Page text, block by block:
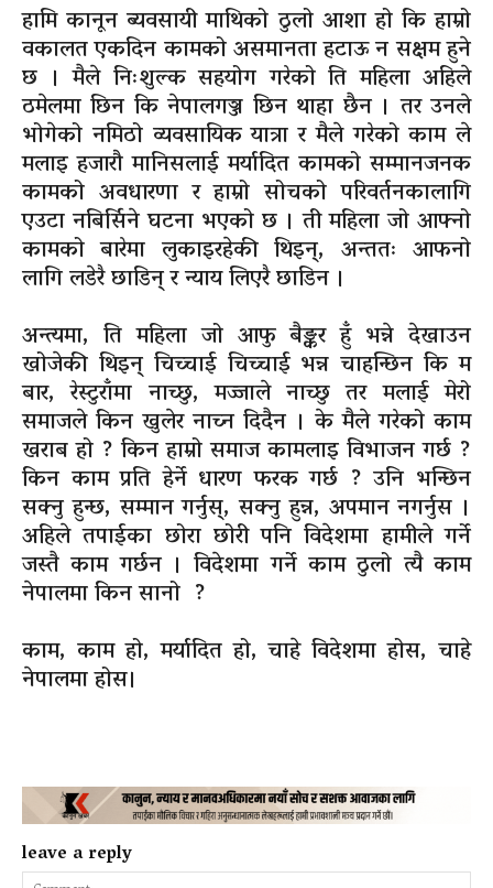
हामि कानून ब्यवसायी माथिको ठुलो आशा हो कि हाम्रो
वकालत एकदिन कामको असमानता हटाऊ न सक्षम हुने
छ । मैले निःशुल्क सहयोग गरेको ति महिला अहिले
ठमेलमा छिन कि नेपालगञ्ज छिन थाहा छैन । तर उनले
भोगेको नमिठो व्यवसायिक यात्रा र मैले गरेको काम ले
मलाइ हजारौ मानिसलाई मर्यादित कामको सम्मानजनक
कामको अवधारणा र हाम्रो सोचको परिवर्तनकालागि
एउटा नबिर्सिने घटना भएको छ । ती महिला जो आफ्नो
कामको बारेमा लुकाइरहेकी थिइन्, अन्ततः आफनो
लागि लडेरै छाडिन् र न्याय लिएरै छाडिन ।
अन्त्यमा, ति महिला जो आफुबैङ्करहुँ भन्ने देखाउन
खोजेकी थिइन् चिच्चाई चिच्चाई भन्न चाहन्छिन कि म
बार, रेस्टुराँमा नाच्छु, मज्जाले नाच्छु तर मलाई मेरो
समाजले किन खुलेर नाच्न दिदैन । के मैले गरेको काम
खराब हो ? किन हाम्रो समाज कामलाइ विभाजन गर्छ ?
किन काम प्रति हेर्ने धारण फरक गर्छ ? उनि भन्छिन
सक्नु हुन्छ, सम्मान गर्नुस्, सक्नु हुन्न, अपमान नगर्नुस ।
अहिले तपाईका छोरा छोरी पनि विदेशमा हामीले गर्ने
जस्तै काम गर्छन । विदेशमा गर्ने काम ठुलो त्यै काम
नेपालमा किन सानो ?
काम, काम हो, मर्यादित हो, चाहे विदेशमा होस, चाहे
नेपालमा होस।
leave a reply